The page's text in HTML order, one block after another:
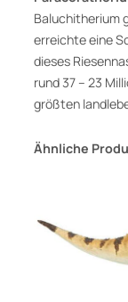
s
e
y
M
e
g
Baluchitherium
erreichte eine
dieses
rund 37 – 23
größten
Ähnliche